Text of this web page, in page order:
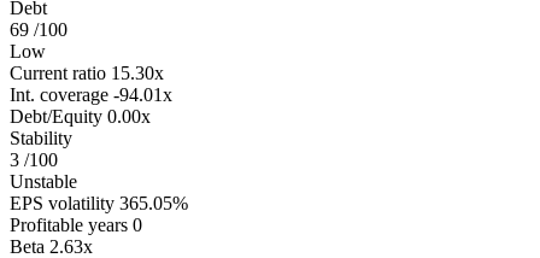
Debt
69 /100
Low
Current ratio 15.30x
Int. coverage -94.01x
Debt/Equity 0.00x
Stability
3 /100
Unstable
EPS volatility 365.05%
Profitable years 0
Beta 2.63x